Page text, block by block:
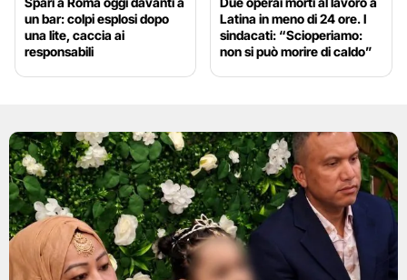
un bar: colpi esplosi dopo
una lite, caccia ai
responsabili
Latina in meno di 24 ore. I
sindacati: “Scioperiamo:
non si può morire di caldo”